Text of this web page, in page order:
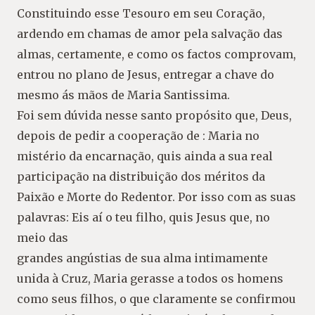
Constituindo esse Tesouro em seu Coração,
ardendo em chamas de amor pela salvação das
almas, certamente, e como os factos comprovam,
entrou no plano de Jesus, entregar a chave do
mesmo ás mãos de Maria Santissima.
Foi sem dúvida nesse santo propósito que, Deus,
depois de pedir a cooperação de : Maria no
mistério da encarnação, quis ainda a sua real
participação na distribuição dos méritos da
Paixão e Morte do Redentor. Por isso com as suas
palavras: Eis aí o teu filho, quis Jesus que, no
meio das
grandes angústias de sua alma intimamente
unida à Cruz, Maria gerasse a todos os homens
como seus filhos, o que claramente se confirmou